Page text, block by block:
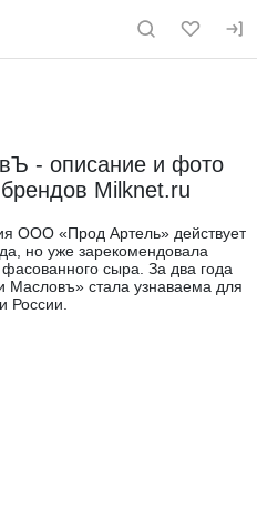
сайту milknet.ru
- описание и фото
Milknet.ru
ООО «Прод Артель» действует
но уже зарекомендовала
сыра. За два года
Масловъ» стала узнаваема для
России.